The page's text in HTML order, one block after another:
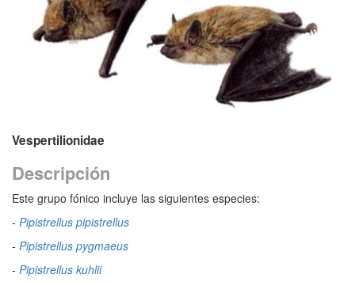
Vespertilionidae
Descripción
Este grupo fónico incluye las siguientes especies:
- Pipistrellus pipistrellus
- Pipistrellus pygmaeus
- Pipistrellus kuhlii